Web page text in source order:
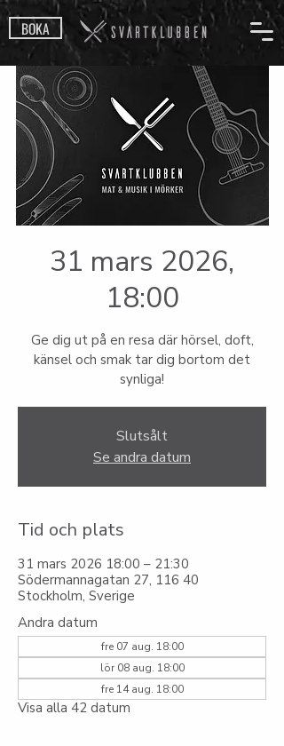
BOKA
31 mars 2026,
18:00
Ge dig ut på en resa där hörsel, doft,
känsel och smak tar dig bortom det
synliga!
Slutsålt
Se andra datum
Tid och plats
31 mars 2026 18:00 – 21:30
Södermannagatan 27, 116 40
Stockholm, Sverige
Andra datum
fre 07 aug. 18:00
lör 08 aug. 18:00
fre 14 aug. 18:00
Visa alla 42 datum